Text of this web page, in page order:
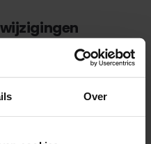
Over
te passen.
staat hij er